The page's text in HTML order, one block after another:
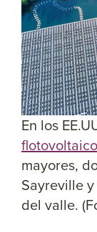
En los
mayores,
Sayreville
del valle.